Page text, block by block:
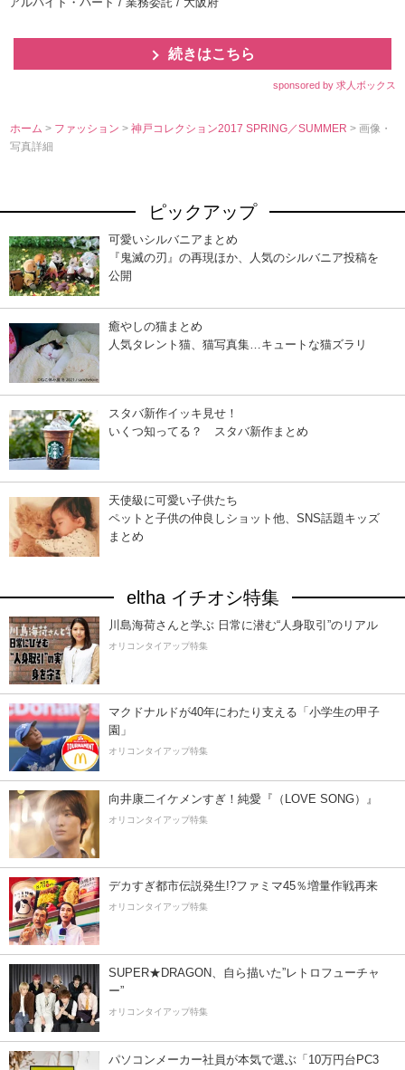
続きはこちら
sponsored by 求人ボックス
ホーム > ファッション>神戸コレクション2017 SPRING／SUMMER> 画像・
写真詳細
ピックアップ
可愛いシルバニアまとめ
『鬼滅の刃』の再現ほか、人気のシルバニア投稿を
公開
癒やしの猫まとめ
人気タレント猫、猫写真集…キュートな猫ズラリ
スタバ新作イッキ見せ！
いくつ知ってる？ スタバ新作まとめ
天使級に可愛い子供たち
ペットと子供の仲良しショット他、SNS話題キッズ
まとめ
eltha イチオシ特集
川島海荷さんと学ぶ 日常に潜む“人身取引”のリアル
オリコンタイアップ特集
マクドナルドが40年にわたり支える「小学生の甲子
園」
オリコンタイアップ特集
向井康二イケメンすぎ！純愛『（LOVE SONG）』
オリコンタイアップ特集
デカすぎ都市伝説発生!?ファミマ45％増量作戦再来
オリコンタイアップ特集
SUPER★DRAGON、自ら描いた”レトロフューチャ
ー”
オリコンタイアップ特集
パソコンメーカー社員が本気で選ぶ「10万円台PC3